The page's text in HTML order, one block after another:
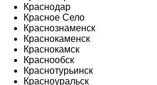
Краснодар
Красное Село
Краснознаменск
Краснокаменск
Краснокамск
Краснообск
Краснотурьинск
Красноуральск